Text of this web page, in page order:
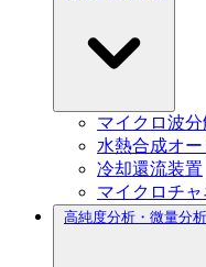
マイクロ波
水熱合成オ
冷却還流装置
マイクロチ
高純度分析・微量分析